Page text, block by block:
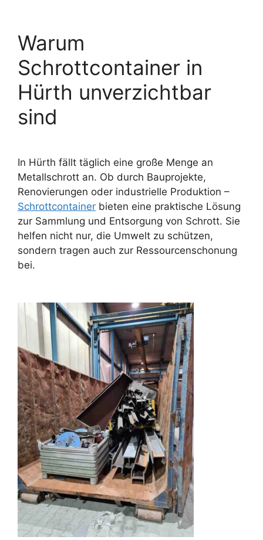
Warum
Schrottcontainer in
Hürth unverzichtbar
sind
In Hürth fällt täglich eine große Menge an
Metallschrott an. Ob durch Bauprojekte,
Renovierungen oder industrielle Produktion –
Schrottcontainer bieten eine praktische Lösung
zur Sammlung und Entsorgung von Schrott. Sie
helfen nicht nur, die Umwelt zu schützen,
sondern tragen auch zur Ressourcenschonung
bei.